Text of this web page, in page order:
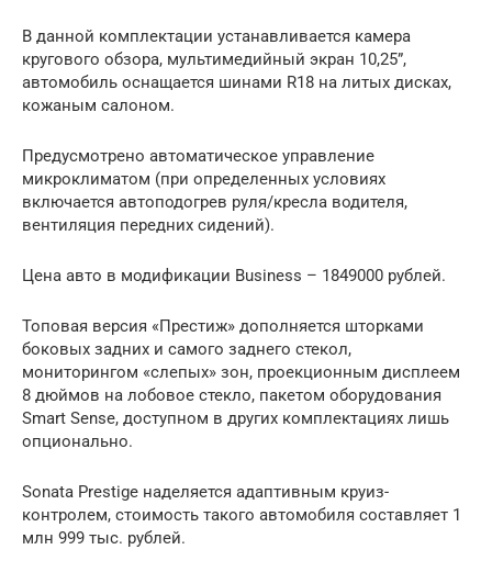
В данной комплектации устанавливается камера
кругового обзора, мультимедийный экран 10,25”,
автомобиль оснащается шинами R18 на литых дисках,
кожаным салоном.
Предусмотрено автоматическое управление
микроклиматом (при определенных условиях
включается автоподогрев руля/кресла водителя,
вентиляция передних сидений).
Цена авто в модификации Business – 1849000 рублей.
Топовая версия «Престиж» дополняется шторками
боковых задних и самого заднего стекол,
мониторингом «слепых» зон, проекционным дисплеем
8 дюймов на лобовое стекло, пакетом оборудования
Smart Sense, доступном в других комплектациях лишь
опционально.
Sonata Prestige наделяется адаптивным круиз-
контролем, стоимость такого автомобиля составляет 1
млн 999 тыс. рублей.